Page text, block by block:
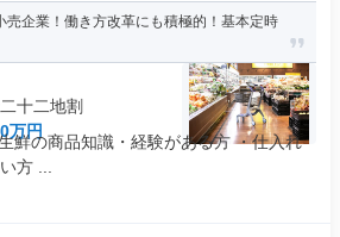
売企業！働き方改革にも積極的！基本定時
十二地割
万円
鮮の商品知識・経験がある方 ・仕入れ
方 ...